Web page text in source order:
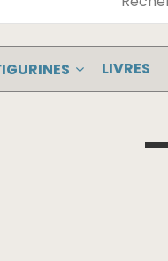
LIVRES